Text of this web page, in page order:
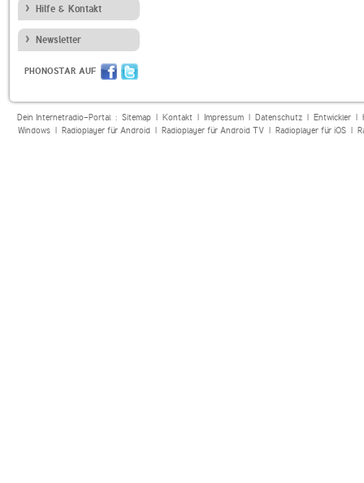
Hilfe & Kontakt
Newsletter
PHONOSTAR AUF
Dein Internetradio-Portal : Sitemap| Kontakt| Impressum| Datenschutz| Entwickler|
Windows| Radioplayer für Android| Radioplayer für Android TV| Radioplayer für iOS|